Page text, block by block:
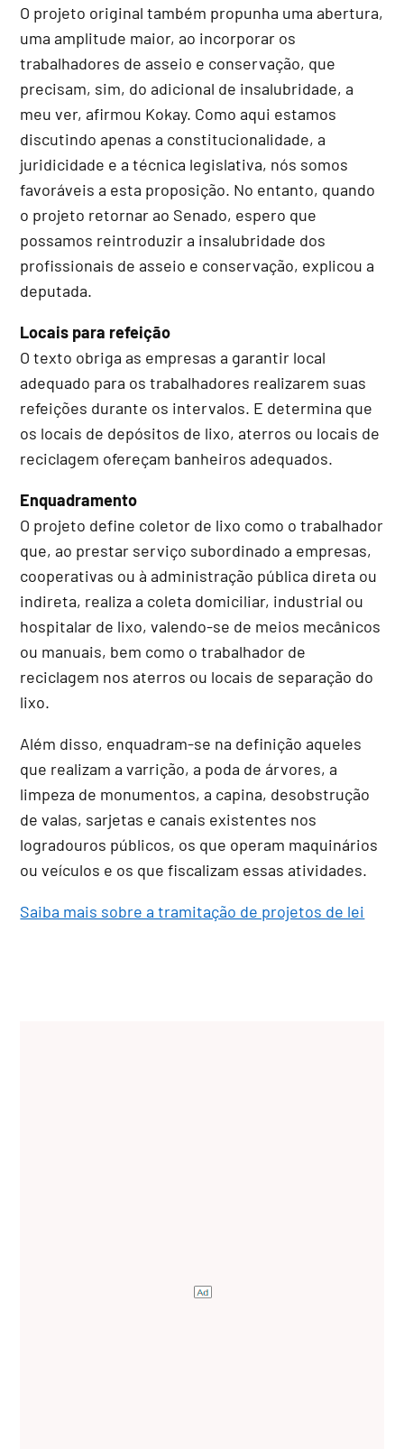
O projeto original também propunha uma abertura,
uma amplitude maior, ao incorporar os
trabalhadores de asseio e conservação, que
precisam, sim, do adicional de insalubridade, a
meu ver, afirmou Kokay. Como aqui estamos
discutindo apenas a constitucionalidade, a
juridicidade e a técnica legislativa, nós somos
favoráveis a esta proposição. No entanto, quando
o projeto retornar ao Senado, espero que
possamos reintroduzir a insalubridade dos
profissionais de asseio e conservação, explicou a
deputada.
Locais para refeição
O texto obriga as empresas a garantir local
adequado para os trabalhadores realizarem suas
refeições durante os intervalos. E determina que
os locais de depósitos de lixo, aterros ou locais de
reciclagem ofereçam banheiros adequados.
Enquadramento
O projeto define coletor de lixo como o trabalhador
que, ao prestar serviço subordinado a empresas,
cooperativas ou à administração pública direta ou
indireta, realiza a coleta domiciliar, industrial ou
hospitalar de lixo, valendo-se de meios mecânicos
ou manuais, bem como o trabalhador de
reciclagem nos aterros ou locais de separação do
lixo.
Além disso, enquadram-se na definição aqueles
que realizam a varrição, a poda de árvores, a
limpeza de monumentos, a capina, desobstrução
de valas, sarjetas e canais existentes nos
logradouros públicos, os que operam maquinários
ou veículos e os que fiscalizam essas atividades.
Saiba mais sobre a tramitação de projetos de lei